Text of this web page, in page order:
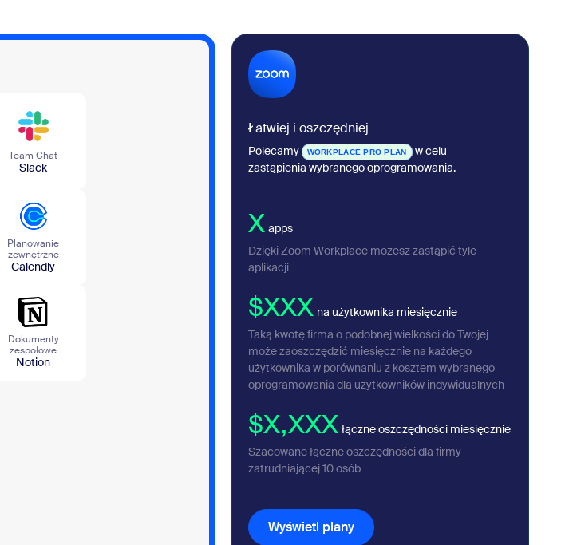
Team​ Chat
Slack
Planowanie
zewnętrzne
Calendly
Dokumenty
zespołowe
Notion
Łatwiej i oszczędniej
Polecamy WORKPLACE PRO PLAN
w celu
zastąpienia wybranego oprogramowania.
X apps
Dzięki Zoom Workplace możesz zastąpić tyle
aplikacji
$XXX na użytkownika miesięcznie
Taką kwotę firma o podobnej wielkości do Twojej
może zaoszczędzić miesięcznie na każdego
użytkownika w porównaniu z kosztem wybranego
oprogramowania dla użytkowników indywidualnych
$X,XXX łączne oszczędności miesięcznie
Szacowane łączne oszczędności dla firmy
zatrudniającej10osób
Wyświetl planyWyświetl plany